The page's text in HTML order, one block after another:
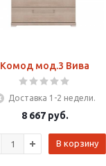
Комод мод.3 Вива
Доставка 1-2 недели.
8 667руб.
В корзину